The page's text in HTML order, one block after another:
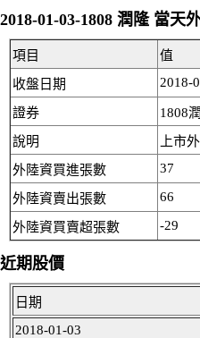
2018-01-03-1808 潤隆 當天
項目
值
收盤日期
2018-
證券
1808
說明
上市
外陸資買進張數
37
外陸資賣出張數 66
外陸資買賣超張數 -29
近期股價
日期
2018-01-03